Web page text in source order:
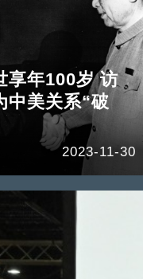
享年100岁 访
中美关系“破
2023-11-30